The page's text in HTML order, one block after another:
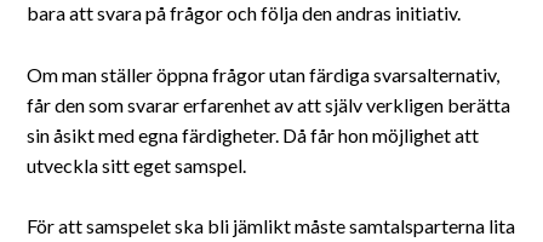
bara att svara på frågor och följa den andras initiativ.
Om man ställer öppna frågor utan färdiga svarsalternativ,
får den som svarar erfarenhet av att själv verkligen berätta
sin åsikt med egna färdigheter. Då får hon möjlighet att
utveckla sitt eget samspel.
För att samspelet ska bli jämlikt måste samtalsparterna lita